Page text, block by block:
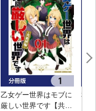
乙女ゲー世界はモブに
厳しい世界です【共和
私